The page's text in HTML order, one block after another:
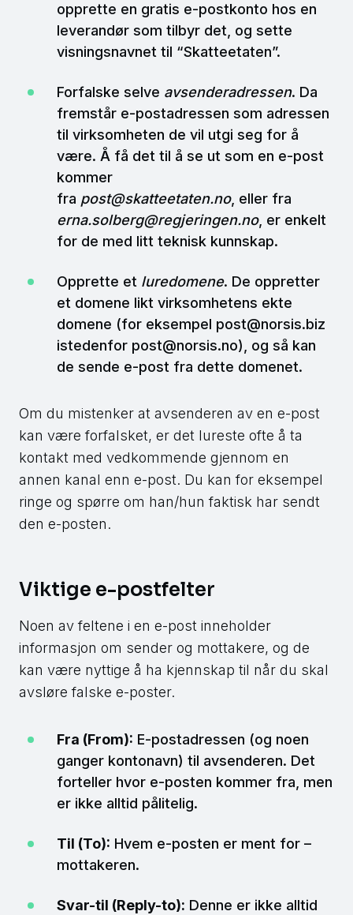
opprette en gratis e-postkonto hos en
leverandør som tilbyr det, og sette
visningsnavnet til “Skatteetaten”.
Forfalske selve avsenderadressen. Da
fremstår e-postadressen som adressen
til virksomheten de vil utgi seg for å
være. Å få det til å se ut som en e-post
kommer
fra post@skatteetaten.no, eller fra
erna.solberg@regjeringen.no, er enkelt
for de med litt teknisk kunnskap.
Opprette et luredomene. De oppretter
et domene likt virksomhetens ekte
domene (for eksempel post@norsis.biz
istedenfor post@norsis.no), og så kan
de sende e-post fra dette domenet.
Om du mistenker at avsenderen av en e-post
kan være forfalsket, er det lureste ofte å ta
kontakt med vedkommende gjennom en
annen kanal enn e-post. Du kan for eksempel
ringe og spørre om han/hun faktisk har sendt
den e-posten.
Viktige e-postfelter
Noen av feltene i en e-post inneholder
informasjon om sender og mottakere, og de
kan være nyttige å ha kjennskap til når du skal
avsløre falske e-poster.
Fra (From): E-postadressen (og noen
ganger kontonavn) til avsenderen. Det
forteller hvor e-posten kommer fra, men
er ikke alltid pålitelig.
Til (To): Hvem e-posten er ment for –
mottakeren.
Svar-til (Reply-to): Denne er ikke alltid